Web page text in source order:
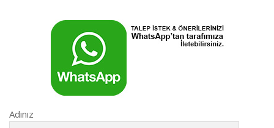
Adınız